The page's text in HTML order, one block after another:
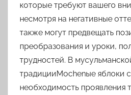
которые требуют вашего
несмотря на негативные
также могут предвещать
преобразования и уроки,
трудностей. В
традицииMochenые яблоки
необходимость проявления